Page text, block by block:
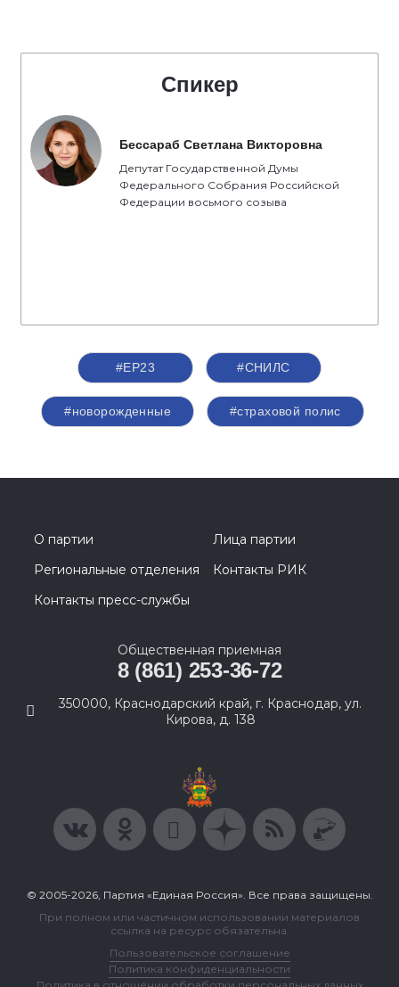
Спикер
Бессараб Светлана Викторовна
Депутат Государственной Думы
Федерального Собрания Российской
Федерации восьмого созыва
#ЕР23 #СНИЛС
#новорожденные #страховой полис
О партии
Лица партии
Региональные отделения
Контакты РИК
Контакты пресс-службы
Общественная приемная
8 (861) 253-36-72
350000, Краснодарский край, г. Краснодар, ул.
Кирова, д. 138
© 2005-2026, Партия «Единая Россия». Все права защищены.
При полном или частичном использовании материалов
ссылка на ресурс обязательна.
Пользовательское соглашение
Политика конфиденциальности